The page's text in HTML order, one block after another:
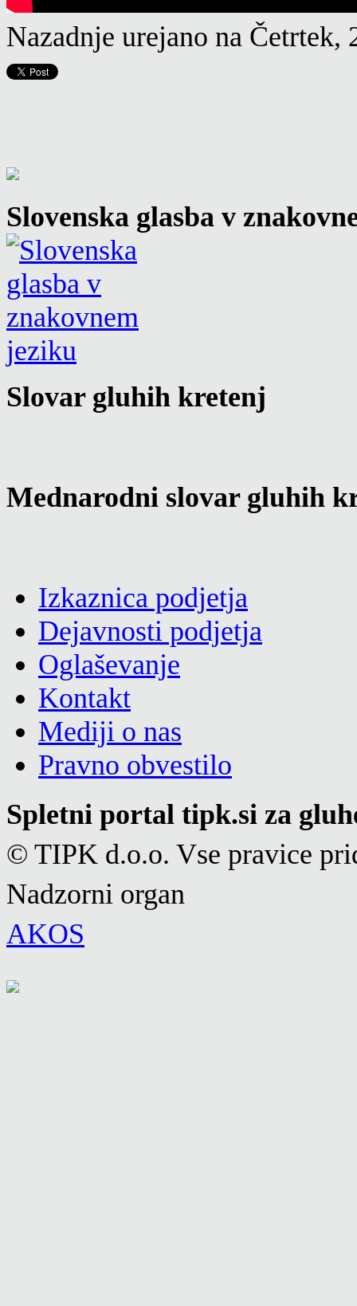
Nazadnje urejano na Četrtek,
Slovenska glasba v
Slovar gluhih kretenj
Mednarodni slovar gluhih
Izkaznica podjetja
Dejavnosti podjetja
Oglaševanje
Kontakt
Mediji o nas
Pravno obvestilo
Spletni portal tipk.si za
© TIPK d.o.o. Vse pravice
Nadzorni organ
AKOS